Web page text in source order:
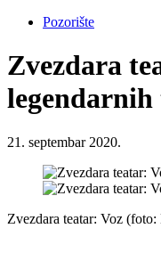
Pozorište
Zvezdara
21. septembar 2020.
Zvezdara teatar: Voz